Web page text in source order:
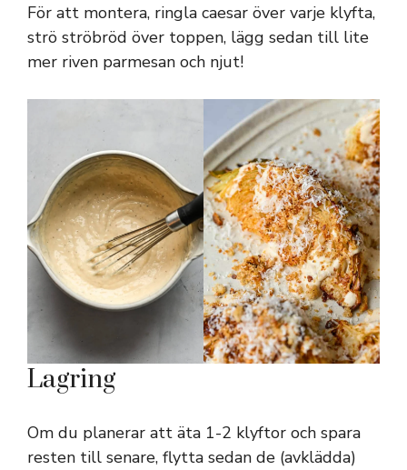
För att montera, ringla caesar över varje klyfta,
strö ströbröd över toppen, lägg sedan till lite
mer riven parmesan och njut!
Lagring
Om du planerar att äta 1-2 klyftor och spara
resten till senare, flytta sedan de (avklädda)